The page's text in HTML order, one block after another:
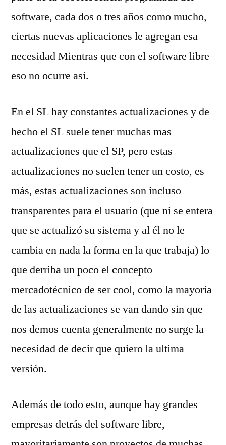
software, cada dos o tres años como mucho,
ciertas nuevas aplicaciones le agregan esa
necesidad Mientras que con el software libre
eso no ocurre así.
En el SL hay constantes actualizaciones y de
hecho el SL suele tener muchas mas
actualizaciones que el SP, pero estas
actualizaciones no suelen tener un costo, es
más, estas actualizaciones son incluso
transparentes para el usuario (que ni se entera
que se actualizó su sistema y al él no le
cambia en nada la forma en la que trabaja) lo
que derriba un poco el concepto
mercadotécnico de ser cool, como la mayoría
de las actualizaciones se van dando sin que
nos demos cuenta generalmente no surge la
necesidad de decir que quiero la ultima
versión.
Además de todo esto, aunque hay grandes
empresas detrás del software libre,